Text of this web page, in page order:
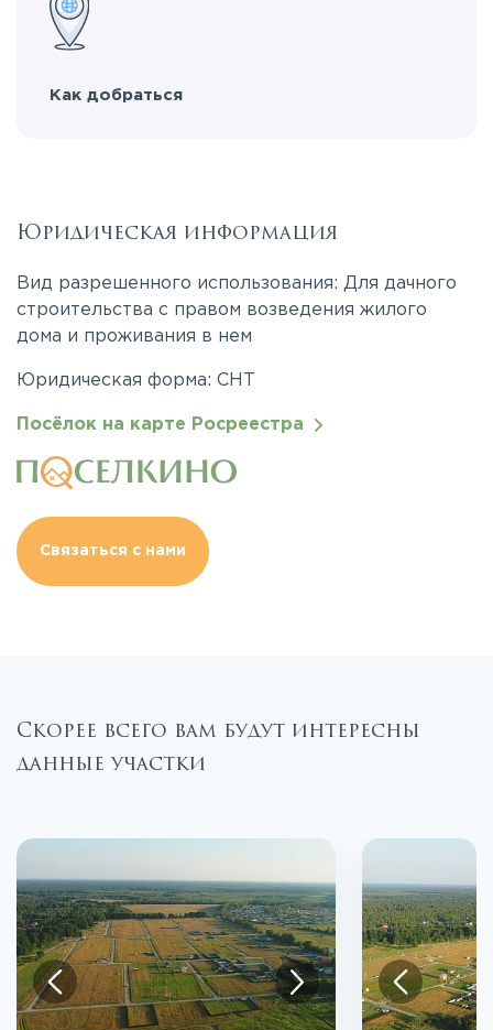
Как добраться
Юридическая информация
Вид разрешенного использования: Для дачного
строительства с правом возведения жилого
дома и проживания в нем
Юридическая форма: СНТ
Посёлок на карте Росреестра
Связаться с нами
Скорее всего вам будут интересны
данные участки